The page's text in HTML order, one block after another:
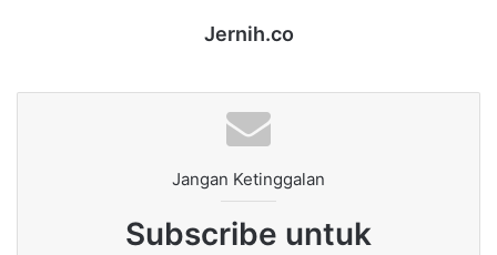
Jernih.co
Jangan Ketinggalan
Subscribe untuk